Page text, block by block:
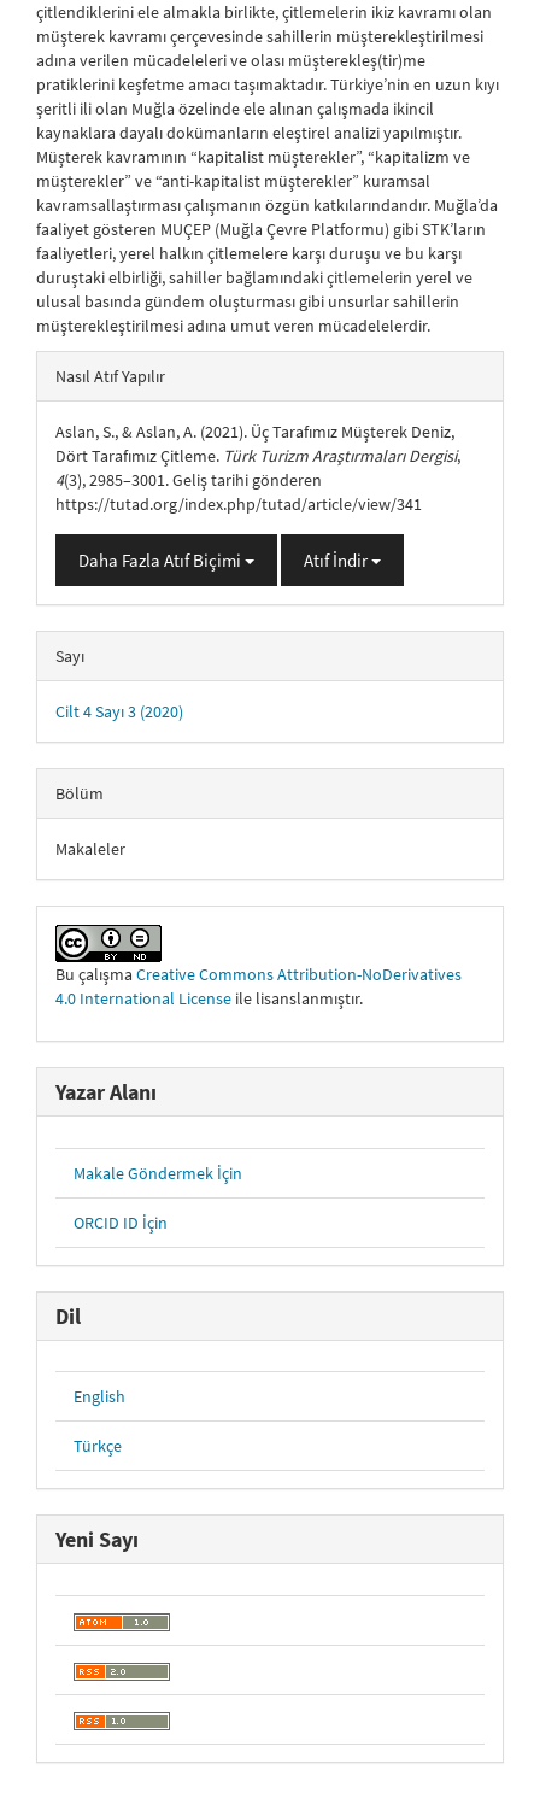
çitlendiklerini ele almakla birlikte, çitlemelerin ikiz kavramı olan
müşterek kavramı çerçevesinde sahillerin müşterekleştirilmesi
adına verilen mücadeleleri ve olası müşterekleş(tir)me
pratiklerini keşfetme amacı taşımaktadır. Türkiye’nin en uzun kıyı
şeritli ili olan Muğla özelinde ele alınan çalışmada ikincil
kaynaklara dayalı dokümanların eleştirel analizi yapılmıştır.
Müşterek kavramının “kapitalist müşterekler”, “kapitalizm ve
müşterekler” ve “anti-kapitalist müşterekler” kuramsal
kavramsallaştırması çalışmanın özgün katkılarındandır. Muğla’da
faaliyet gösteren MUÇEP (Muğla Çevre Platformu) gibi STK’ların
faaliyetleri, yerel halkın çitlemelere karşı duruşu ve bu karşı
duruştaki elbirliği, sahiller bağlamındaki çitlemelerin yerel ve
ulusal basında gündem oluşturması gibi unsurlar sahillerin
müşterekleştirilmesi adına umut veren mücadelelerdir.
##plugins.themes.bootstrap3.article.details##
Nasıl Atıf Yapılır
Aslan, S., & Aslan, A. (2021). Üç Tarafımız Müşterek Deniz,
Dört Tarafımız Çitleme. Türk Turizm Araştırmaları Dergisi,
4(3), 2985–3001. Geliş tarihi gönderen
https://tutad.org/index.php/tutad/article/view/341
Daha Fazla Atıf Biçimi Atıf İndir
Sayı
Cilt 4 Sayı 3 (2020)
Bölüm
Makaleler
Bu çalışma Creative Commons Attribution-NoDerivatives
4.0 International License ile lisanslanmıştır.
Yazar Alanı
Makale Göndermek İçin
ORCID ID İçin
Dil
English
Türkçe
Yeni Sayı